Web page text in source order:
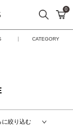
STRAWBERRY-FIELDS
検索 カ
0
CATEGORY
に絞り込む